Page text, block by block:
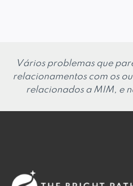
Vários problemas que
relacionamentos com os
relacionados a MIM, e